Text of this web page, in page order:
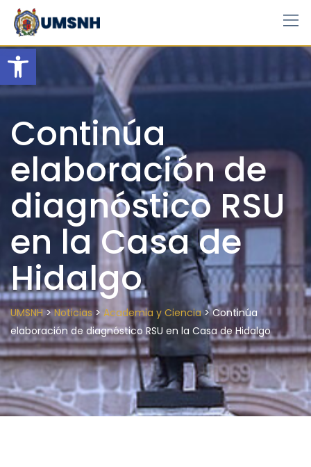
Open toolbar
Skip
content
Continúa
elaboración de
diagnóstico RSU
en la Casa de
Hidalgo
UMSNH>Noticias> Academia y Ciencia>Continúa
elaboración de diagnóstico RSU en la Casa de Hidalgo